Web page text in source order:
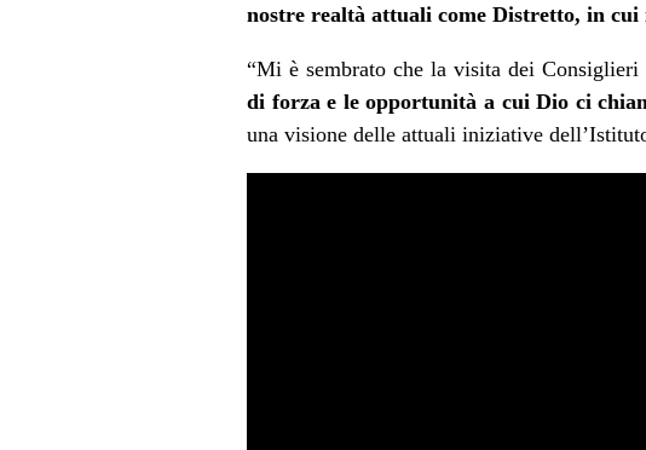
nostre realtà attuali come Distretto, in
“Mi è sembrato che la visita dei
di forza e le opportunità a cui Dio ci
una visione delle attuali iniziative